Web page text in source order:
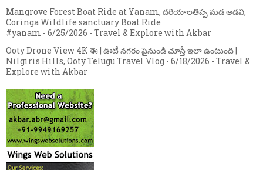
Mangrove Forest Boat Ride at Yanam, దరియాలతిప్ప మడ అడవి,
Coringa Wildlife sanctuary Boat Ride
#yanam - 6/25/2026 - Travel & Explore with Akbar
Ooty Drone View 4K 🚁 | ఊటీ నగరం పైనుండి చూస్తే ఇలా ఉంటుంది |
Nilgiris Hills, Ooty Telugu Travel Vlog - 6/18/2026 - Travel &
Explore with Akbar